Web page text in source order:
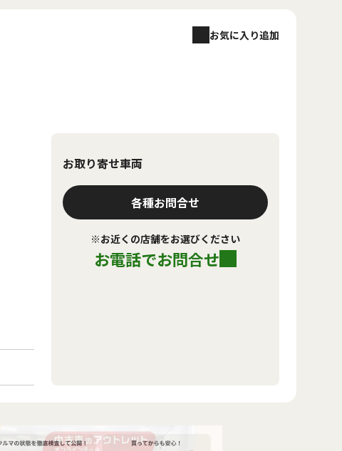
お気に入り追加
お取り寄せ車両
各種お問合せ
※お近くの店舗をお選びください
お電話でお問合せ